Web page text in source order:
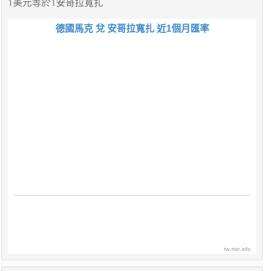
德國馬克 兌 安哥拉寬扎 近1個月匯率
tw.rter.info